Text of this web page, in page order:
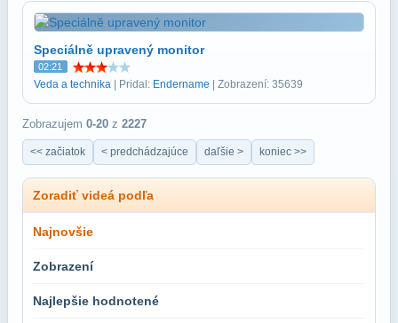
Speciálně upravený monitor
02:21
Veda a technika | Pridal: Endername | Zobrazení: 35639
Zobrazujem 0-20 z 2227
<< začiatok < predchádzajúce daľšie > koniec >>
Zoradiť videá podľa
Najnovšie
Zobrazení
Najlepšie hodnotené